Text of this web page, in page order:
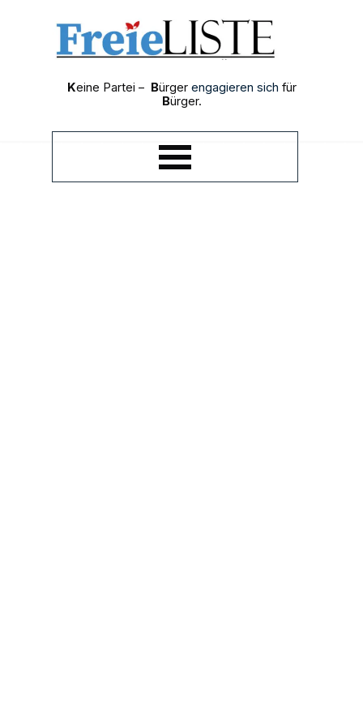
Keine Partei – Bürger engagieren sich für
Bürger.